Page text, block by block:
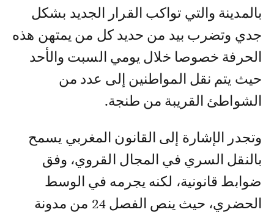
بالمدينة والتي تواكب القرار الجديد بشكل
جدي وتضرب بيد من حديد كل من يمتهن هذه
الحرفة خصوصا خلال يومي السبت والأحد
حيث يتم نقل المواطنين إلى عدد من
الشواطئ القريبة من طنجة.
وتجدر الإشارة إلى القانون المغربي يسمح
بالنقل السري في المجال القروي، وفق
ضوابط قانونية، لكنه يجرمه في الوسط
الحضري، حيث ينص الفصل 24 من مدونة